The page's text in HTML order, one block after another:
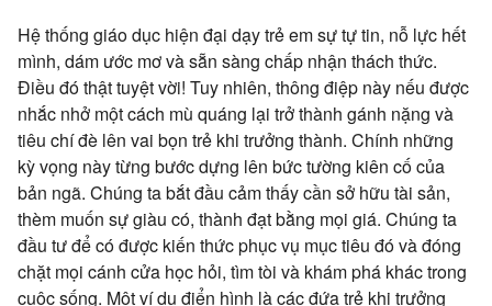
Hệ thống giáo dục hiện đại dạy trẻ em sự tự tin, nỗ lực hết
mình, dám ước mơ và sẵn sàng chấp nhận thách thức.
Điều đó thật tuyệt vời! Tuy nhiên, thông điệp này nếu được
nhắc nhở một cách mù quáng lại trở thành gánh nặng và
tiêu chí đè lên vai bọn trẻ khi trưởng thành. Chính những
kỳ vọng này từng bước dựng lên bức tường kiên cố của
bản ngã. Chúng ta bắt đầu cảm thấy cần sở hữu tài sản,
thèm muốn sự giàu có, thành đạt bằng mọi giá. Chúng ta
đầu tư để có được kiến thức phục vụ mục tiêu đó và đóng
chặt mọi cánh cửa học hỏi, tìm tòi và khám phá khác trong
cuộc sống. Một ví dụ điển hình là các đứa trẻ khi trưởng